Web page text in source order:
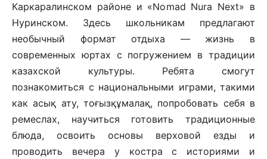
Каркаралинском районе и «Nomad Nura Next» в
Нуринском. Здесь школьникам предлагают
необычный формат отдыха — жизнь в
современных юртах с погружением в традиции
казахской культуры. Ребята смогут
познакомиться с национальными играми, такими
как асық ату, тоғызқұмалақ, попробовать себя в
ремеслах, научиться готовить традиционные
блюда, освоить основы верховой езды и
проводить вечера у костра с историями и